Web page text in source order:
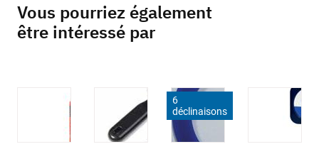
Vous pourriez également
être intéressé par
6
déclinaisons